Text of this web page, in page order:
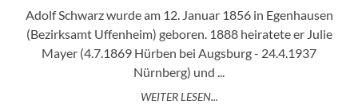
Adolf Schwarz wurde am 12. Januar 1856 in Egenhausen
(Bezirksamt Uffenheim) geboren. 1888 heiratete er Julie
Mayer (4.7.1869 Hürben bei Augsburg - 24.4.1937
Nürnberg) und ...
WEITER LESEN...